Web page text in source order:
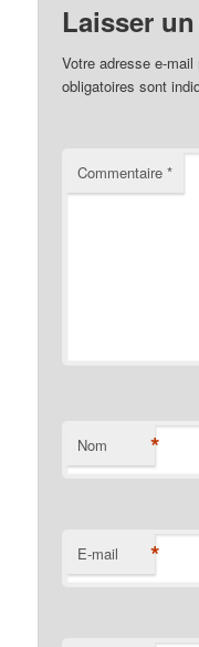
Laisser
Votre adresse e-
obligatoires sont
Commentaire*
Nom *
E-mail *